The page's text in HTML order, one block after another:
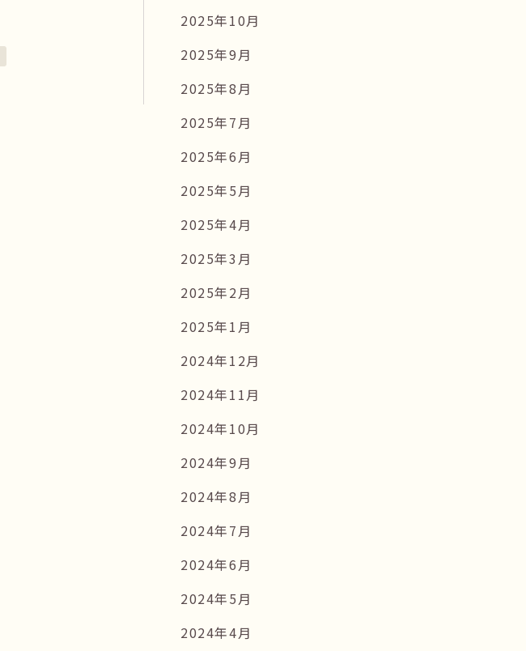
2025年10月
2025年9月
2025年8月
2025年7月
2025年6月
2025年5月
2025年4月
2025年3月
2025年2月
2025年1月
2024年12月
2024年11月
2024年10月
2024年9月
2024年8月
2024年7月
2024年6月
2024年5月
2024年4月